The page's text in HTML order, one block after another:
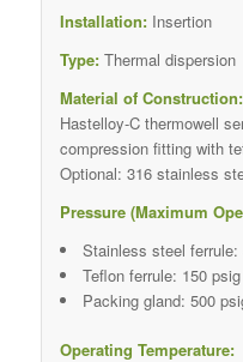
Installation:Insertion
Type:Thermal dispersion
Material of Construction:
Hastelloy-C thermowell
compression fitting with
Optional: 316 stainless
Pressure (Maximum
Stainless steel
Teflon ferrule: 150
Packing gland: 500
Operating Temperature: